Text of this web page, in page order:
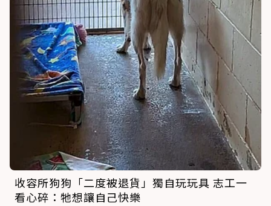
收容所狗狗「二度被退貨」獨自玩玩具 志工一
看心碎：牠想讓自己快樂